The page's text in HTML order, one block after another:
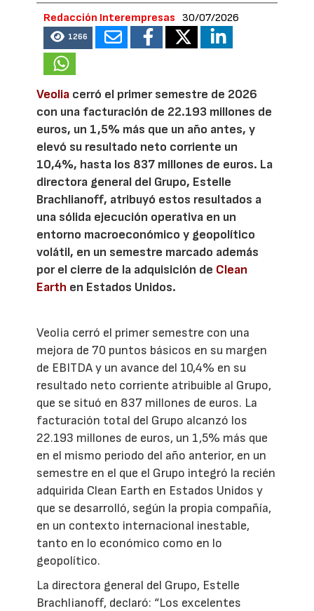
Redacción Interempresas 30/07/2026
1266
Veolia cerró el primer semestre de 2026
con una facturación de 22.193 millones de
euros, un 1,5% más que un año antes, y
elevó su resultado neto corriente un
10,4%, hasta los 837 millones de euros. La
directora general del Grupo, Estelle
Brachlianoff, atribuyó estos resultados a
una sólida ejecución operativa en un
entorno macroeconómico y geopolítico
volátil, en un semestre marcado además
por el cierre de la adquisición de Clean
Earth en Estados Unidos.
Veolia cerró el primer semestre con una
mejora de 70 puntos básicos en su margen
de EBITDA y un avance del 10,4% en su
resultado neto corriente atribuible al Grupo,
que se situó en 837 millones de euros. La
facturación total del Grupo alcanzó los
22.193 millones de euros, un 1,5% más que
en el mismo periodo del año anterior, en un
semestre en el que el Grupo integró la recién
adquirida Clean Earth en Estados Unidos y
que se desarrolló, según la propia compañía,
en un contexto internacional inestable,
tanto en lo económico como en lo
geopolítico.
La directora general del Grupo, Estelle
Brachlianoff, declaró: “Los excelentes